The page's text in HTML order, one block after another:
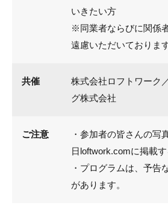
いきたい方
※同業者ならびに関係
遠慮いただいております
共催
株式会社ロフトワーク
グ株式会社
ご注意
・参加者の皆さんの写
日loftwork.comに掲載
・プログラムは、予告
があります。